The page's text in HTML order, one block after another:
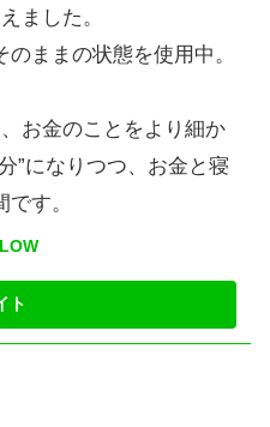
ました。
ままの状態を使用中。
お金のことをより細か
”になりつつ、お金と寝
す。